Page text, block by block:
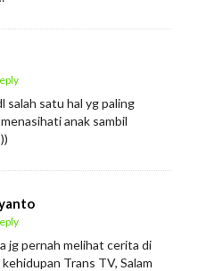
salah satu hal yg paling
anak sambil
jg pernah melihat cerita di
Trans TV, Salam